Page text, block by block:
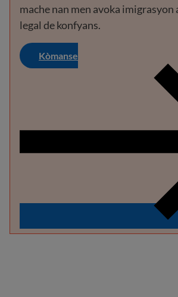
mache nan men avoka imigrasyon
legal de konfyans.
Kòmanse